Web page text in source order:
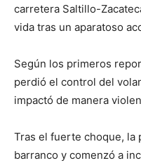
carretera Saltillo-
vida tras un aparatoso
Según los primeros
perdió el control del
impactó de manera
Tras el fuerte choque, la
barranco y comenzó a